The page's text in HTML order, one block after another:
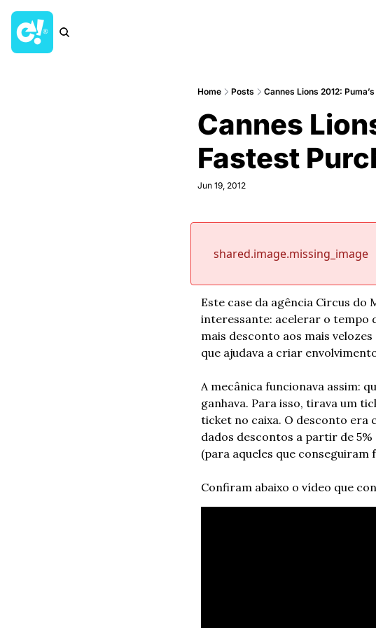
Home Posts Cannes Lions 2012:
Cannes
Fastest
Jun 19, 2012
shared.image.missing_image
Este case da agência Circus
interessante: acelerar o tempo
mais desconto aos mais
que ajudava a criar
A mecânica funcionava assim:
ganhava. Para isso, tirava um
ticket no caixa. O desconto era
dados descontos a partir de
(para aqueles que
Confiram abaixo o vídeo que